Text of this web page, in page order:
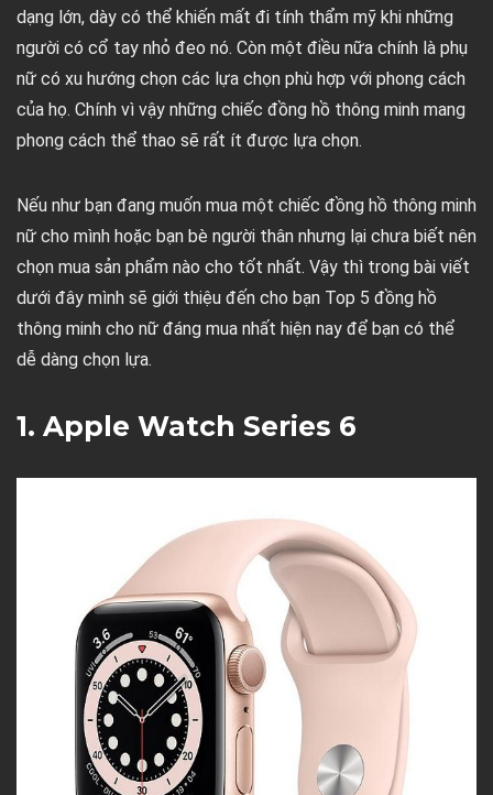
dạng lớn, dày có thể khiến mất đi tính thẩm mỹ khi những
người có cổ tay nhỏ đeo nó. Còn một điều nữa chính là phụ
nữ có xu hướng chọn các lựa chọn phù hợp với phong cách
của họ. Chính vì vậy những chiếc đồng hồ thông minh mang
phong cách thể thao sẽ rất ít được lựa chọn.
Nếu như bạn đang muốn mua một chiếc đồng hồ thông minh
nữ cho mình hoặc bạn bè người thân nhưng lại chưa biết nên
chọn mua sản phẩm nào cho tốt nhất. Vậy thì trong bài viết
dưới đây mình sẽ giới thiệu đến cho bạn Top 5 đồng hồ
thông minh cho nữ đáng mua nhất hiện nay để bạn có thể
dễ dàng chọn lựa.
1. Apple Watch Series 6